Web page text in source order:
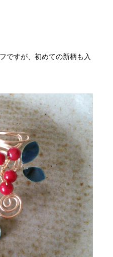
ですが、初めての新柄も入